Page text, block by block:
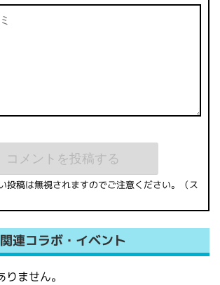
投稿は無視されますのでご注意ください。（ス
関連コラボ・イベント
ません。